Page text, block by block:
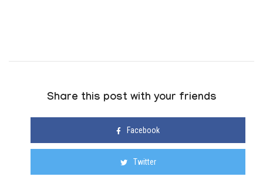
Share this post with your friends
Facebook
Twitter